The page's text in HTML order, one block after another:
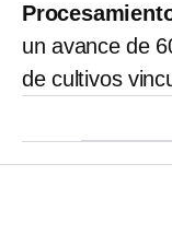
un avance de
de cultivos